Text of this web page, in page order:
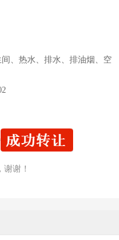
、热水、排水、排油烟、空
谢！